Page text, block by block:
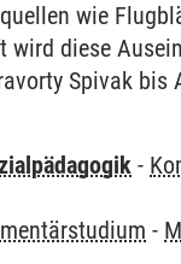
wie
wird diese
Spivak
-
-